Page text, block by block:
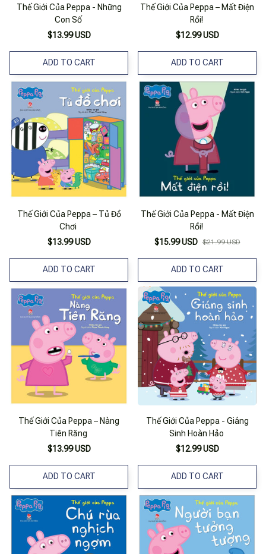
Thế Giới Của Peppa - Những
Con Số
$13.99 USD
ADD TO CART
Thế Giới Của Peppa – Mất Điện
Rồi!
$12.99 USD
ADD TO CART
Thế Giới Của Peppa – Tủ Đồ
Chơi
$13.99 USD
ADD TO CART
Thế Giới Của Peppa - Mất Điện
Rồi!
$15.99 USD $21.99 USD
ADD TO CART
Thế Giới Của Peppa – Nàng
Tiên Răng
$13.99 USD
ADD TO CART
Thế Giới Của Peppa - Giáng
Sinh Hoàn Hảo
$12.99 USD
ADD TO CART